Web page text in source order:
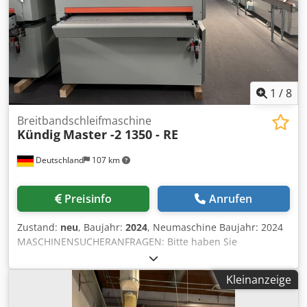
1 /8
Deutschland 107 km
Breitbandschleifmaschine
Kündig Master -2 1350 - RE
Preisinfo Anrufen
Zustand: neu, Baujahr: 2024, Neumaschine Baujahr: 2024
MASCHINENSUCHERANFRAGEN: Bitte haben Sie
Verständnis dafür, dass wir diese Neumaschine nicht
außerhalb unseres Verkaufsgebietes in Deutschland
(Rhein-Main-Gebiet und NRW) anbieten. Diese Anfragen
werden nicht beantwortet. MACHINESEEKER ENQUIRIES:
Kleinanzeige